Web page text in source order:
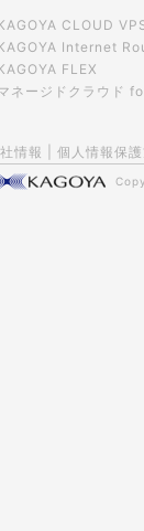
CLOUD
Internet
FLEX
ネージドクラウド
情報 個人情報保